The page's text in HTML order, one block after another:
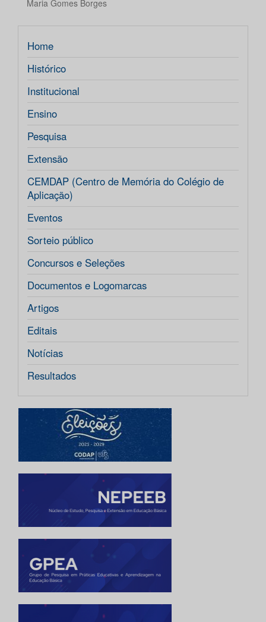
Maria Gomes Borges
Home
Histórico
Institucional
Ensino
Pesquisa
Extensão
CEMDAP (Centro de Memória do Colégio de
Aplicação)
Eventos
Sorteio público
Concursos e Seleções
Documentos e Logomarcas
Artigos
Editais
Notícias
Resultados